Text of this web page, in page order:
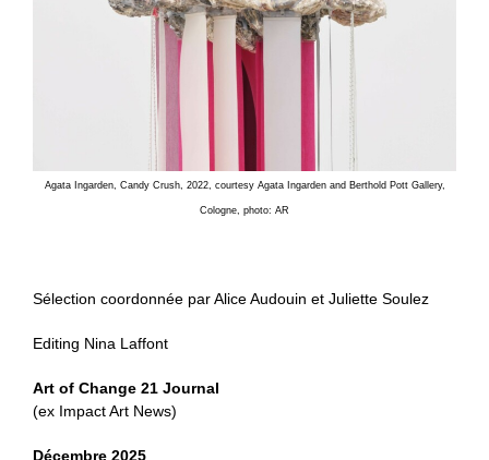
Agata Ingarden, Candy Crush, 2022, courtesy Agata Ingarden and Berthold Pott Gallery,
Cologne, photo: AR
Sélection coordonnée par Alice Audouin et Juliette Soulez
Editing Nina Laffont
Art of Change 21 Journal
(ex Impact Art News)
Décembre 2025